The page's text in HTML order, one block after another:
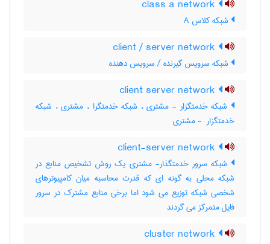
شبکه کلاس A
شبکه سرویس گیرنده / سرویس دهنده
شبکه خدمتگزار - مشتری ، شبکه خدمتگرا ، مشتری ، شبکه
خدمتگزار ‎ - مشتری
شبکه سرور خدمتگذار- مشتری یک روش تشخیص منابع در
شبکه محلی به گونه ای که قدرت محاسبه میان کامپیوترهای
شخصی شبکه توزیع می شود اما برخی منابع مشترک در سرور
فایل متمرکز می گردند